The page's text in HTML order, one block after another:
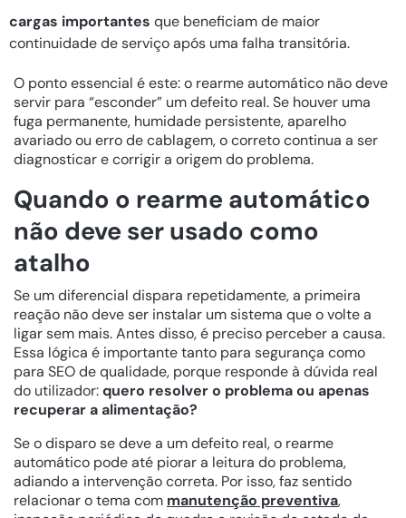
cargas importantes que beneficiam de maior
continuidade de serviço após uma falha transitória.
O ponto essencial é este: o rearme automático não deve
servir para “esconder” um defeito real. Se houver uma
fuga permanente, humidade persistente, aparelho
avariado ou erro de cablagem, o correto continua a ser
diagnosticar e corrigir a origem do problema.
Quando o rearme automático
não deve ser usado como
atalho
Se um diferencial dispara repetidamente, a primeira
reação não deve ser instalar um sistema que o volte a
ligar sem mais. Antes disso, é preciso perceber a causa.
Essa lógica é importante tanto para segurança como
para SEO de qualidade, porque responde à dúvida real
do utilizador:quero resolver o problema ou apenas
recuperar a alimentação?
Se o disparo se deve a um defeito real, o rearme
automático pode até piorar a leitura do problema,
adiando a intervenção correta. Por isso, faz sentido
relacionar o tema com manutenção preventiva,